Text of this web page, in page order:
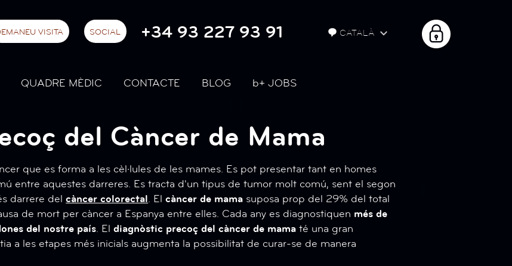
VISITA SOCIAL +34 93 227 93 91 CATALÀ
ÀREA
PRIVADA
QUADRE MÈDIC CONTACTE BLOG b+ JOBS
del Càncer de Mama
que es forma a les cèl·lules de les mames. Es pot presentar tant en homes
entre aquestes darreres. Es tracta d'un tipus de tumor molt comú, sent el segon
darrere delcàncer colorectal. Elcàncer de mama suposa prop del 29% del total
de mort per càncer a Espanya entre elles. Cada any es diagnostiquen més de
del nostre país. Eldiagnòstic precoç del càncer de mama té una gran
a les etapes més inicials augmenta la possibilitat de curar-se de manera